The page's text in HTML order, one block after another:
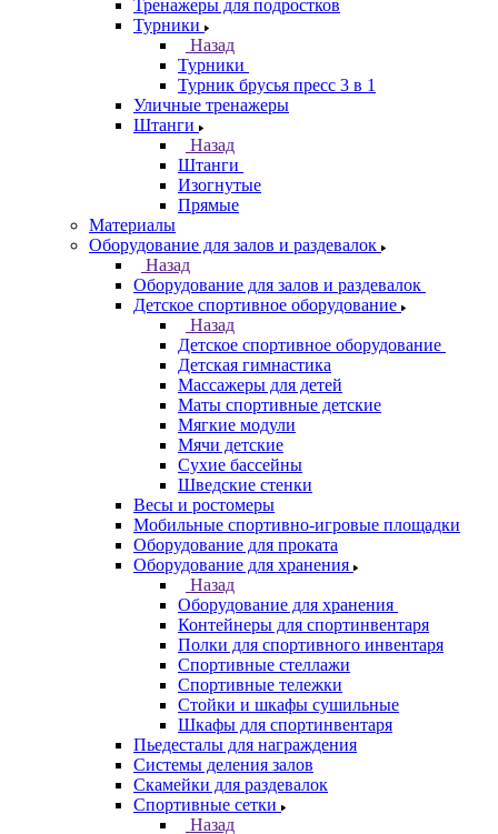
Тренажеры для подростков
Турники
Назад
Турники
Турник брусья пресс 3 в 1
Уличные тренажеры
Штанги
Назад
Штанги
Изогнутые
Прямые
Материалы
Оборудование для залов и раздевалок
Назад
Оборудование для залов и раздевалок
Детское спортивное оборудование
Назад
Детское спортивное оборудование
Детская гимнастика
Массажеры для детей
Маты спортивные детские
Мягкие модули
Мячи детские
Сухие бассейны
Шведские стенки
Весы и ростомеры
Мобильные спортивно-игровые площадки
Оборудование для проката
Оборудование для хранения
Назад
Оборудование для хранения
Контейнеры для спортинвентаря
Полки для спортивного инвентаря
Спортивные стеллажи
Спортивные тележки
Стойки и шкафы сушильные
Шкафы для спортинвентаря
Пьедесталы для награждения
Системы деления залов
Скамейки для раздевалок
Спортивные сетки
Назад